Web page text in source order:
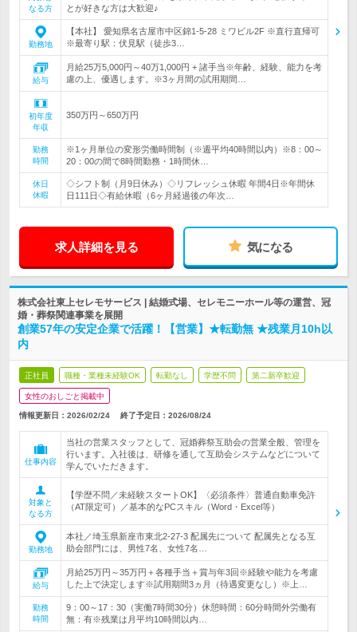
なる方
とが好きな方は大歓迎♪
勤務地
【本社】 愛知県名古屋市中区錦1-5-28 ミワビル2F ※直行直帰可
※最寄り駅：伏見駅（徒歩3…
給与
月給25万5,000円～40万1,000円 + 諸手当※年齢、経験、能力を考
慮の上、優遇します。※3ヶ月間の試用期間…
初年度
年収
350万円～650万円
勤務
時間
※1ヶ月単位の変形労働時間制（※週平均40時間以内）※8：00～
20：00の間で8時間勤務・1時間休…
休日
休暇
◇シフト制（月9日休み）◇リフレッシュ休暇 年間4日※年間休
日111日◇有給休暇（6ヶ月経過後の年次…
求人詳細を見る 気になる
株式会社東上セレモサービス | 結婚式場、セレモニーホール等の運営、冠
婚・葬祭関連事業を展開
創業57年の安定企業で活躍！【営業】★転勤無 ★残業月10h以
内
正社員 職種・業種未経験OK 転勤なし 学歴不問 第二新卒歓迎
女性のおしごと掲載中
情報更新日：2026/02/24 終了予定日： 2026/08/24
仕事内容
当社の営業スタッフとして、冠婚葬祭互助会の営業全般、管理を
行います。入社後は、研修を通して互助会システムなどについて
学んでいただきます。
対象と
なる方
【学歴不問／未経験スタートOK】〈必須条件〉普通自動車免許
（AT限定可）／基本的なPCスキル（Word・Excel等）
勤務地
本社／埼玉県新座市東北2-27-3 配属先について 配属先となる互
助会部門には、男性7名、女性7名…
給与
月給25万円～35万円＋各種手当＋賞与年3回※経験や能力を考慮
した上で決定します※試用期間3ヵ月（待遇変更なし）※上…
勤務
時間
9：00～17：30（実働7時間30分）休憩時間：60分時間外労働有
無：有※残業は月平均10時間以内…